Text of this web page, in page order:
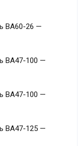
ВА60-26 —
ВА47-100 —
ВА47-100 —
ВА47-125 —